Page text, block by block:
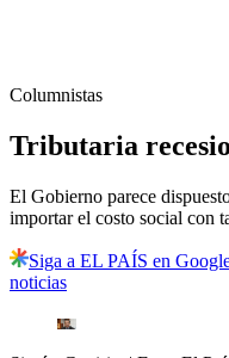
Columnistas
Tributaria
El Gobierno parece
importar el costo social con
Siga a EL PAÍS en
noticias